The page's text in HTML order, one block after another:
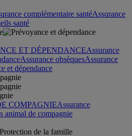
complémentaire santéAssurance
santé
ET DÉPENDANCEAssurance
Assurance obsèquesAssurance
et dépendance
COMPAGNIEAssurance
animal de compagnie